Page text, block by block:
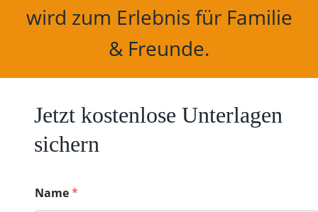
wird zum Erlebnis für Familie
& Freunde.
Jetzt kostenlose Unterlagen
sichern
Name*